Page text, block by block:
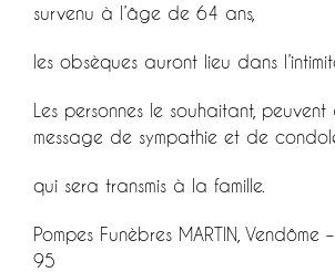
survenu à l’âge de 64 ans,
les obsèques auront lieu dans
Les personnes le souhaitant,
message de sympathie et de
qui sera transmis à la famille.
Pompes Funèbres MARTIN,
95